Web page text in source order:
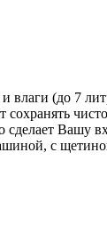
(до 7
сохранять
сделает Вашу
с